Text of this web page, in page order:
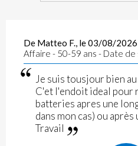
De Matteo F., le 03/08/2026
Affaire - 50-59 ans - Date
Je suis tousjour bien
C'et l'endoit ideal pour
batteries apres une
dans mon cas) ou
Travail